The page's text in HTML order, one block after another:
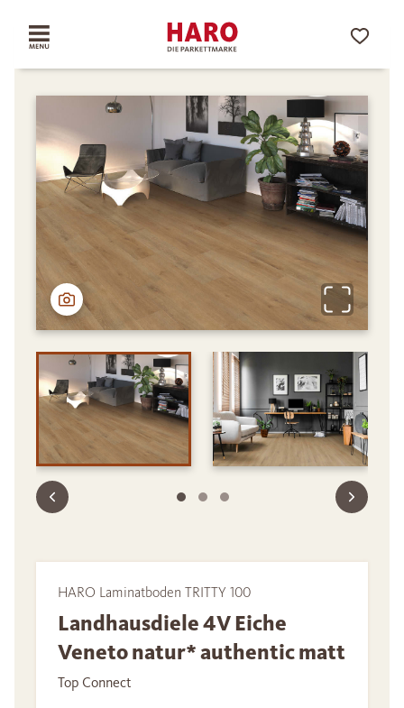
HARO Laminatboden TRITTY 100
Landhausdiele 4V Eiche
Veneto natur* authentic matt
Top Connect